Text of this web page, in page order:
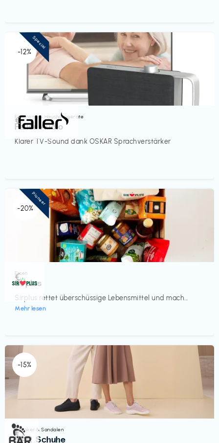
-12%
Elektronik & Haushaltsgeräte
Faller Audio
Klarer TV-Sound dank OSKAR Sprachverstärker
€‎
Special
-20%
Essen
Sirplus
Sirplus rettet überschüssige Lebensmittel und mach...
Mehr lesen
€‎
Pioneer
-15%
Sneaker & Sandalen
BÄR Schuhe
€‎